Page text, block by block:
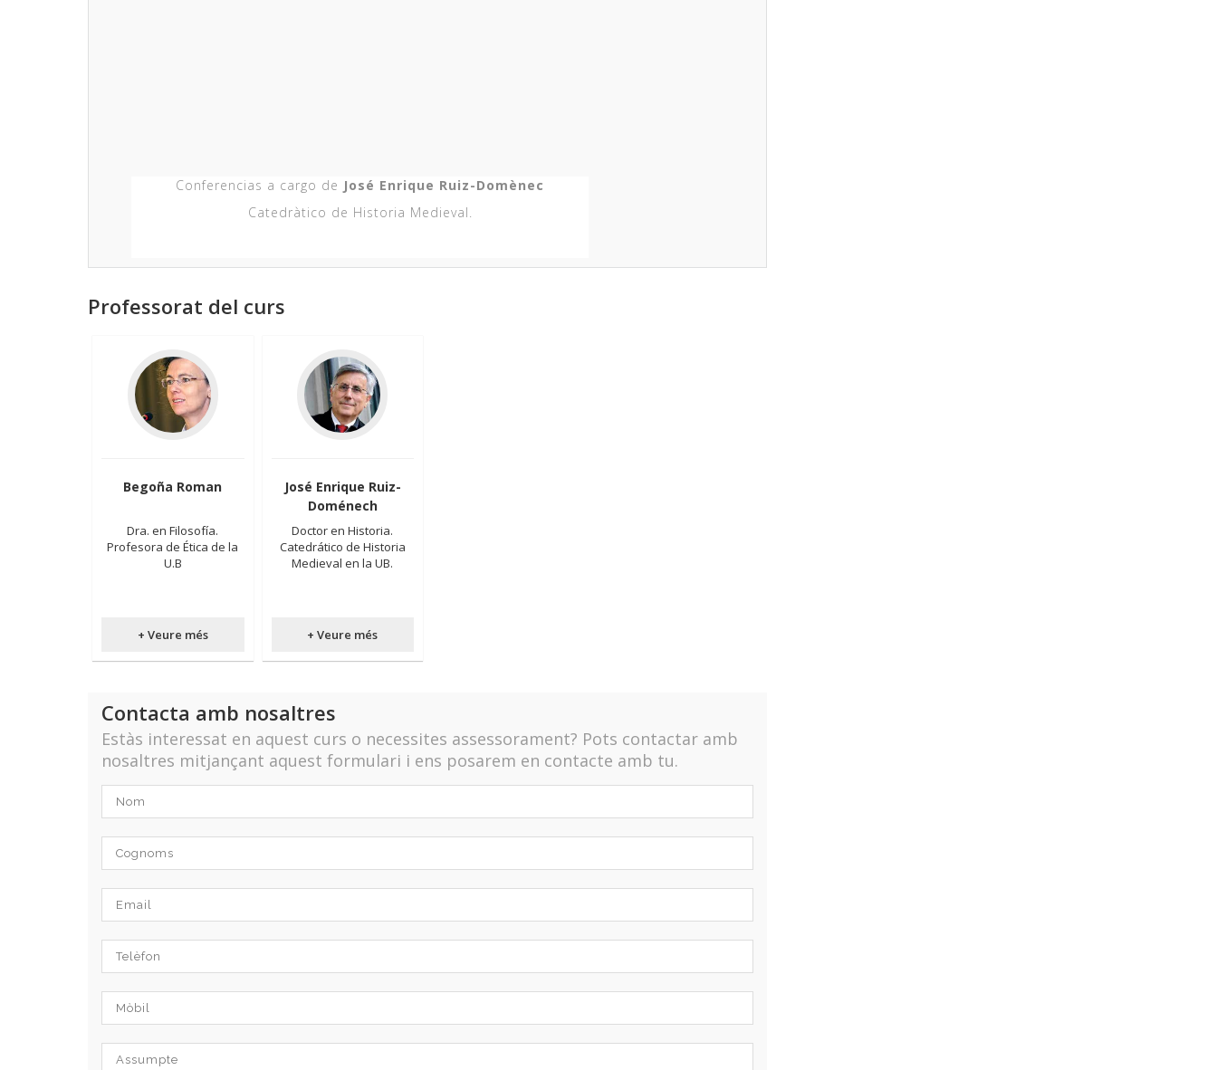
Conferencias a cargo de José Enrique Ruiz-Domènec
Catedràtico de Historia Medieval.
Professorat del curs
Begoña Roman
Dra. en Filosofía.
Profesora de Ética de la
U.B
+ Veure més
José Enrique Ruiz-
Doménech
Doctor en Historia.
Catedrático de Historia
Medieval en la UB.
+ Veure més
Contacta amb nosaltres
Estàs interessat en aquest curs o necessites assessorament? Pots contactar amb
nosaltres mitjançant aquest formulari i ens posarem en contacte amb tu.